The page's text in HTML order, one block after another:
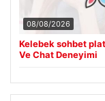
08/08/2026
Kelebek sohbet
Ve Chat Deneyimi